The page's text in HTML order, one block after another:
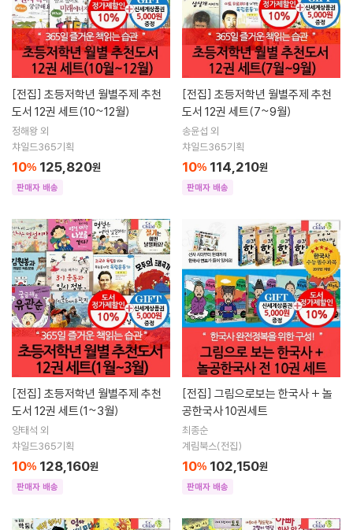
[전집]
도서 12권 세트(10~12월)
정해왕 외
챠일드365기획
10% 125,820원
판매자 배송
[전집]
도서 12권 세트(7~9월)
송윤섭 외
챠일드365기획
10% 114,210원
판매자 배송
[전집]
도서 12권 세트(1~3월)
양태석 외
챠일드365기획
10% 128,160원
판매자 배송
[전집]
공한국사 10권세트
최종순
계림북스(전집)
10% 102,150원
판매자 배송